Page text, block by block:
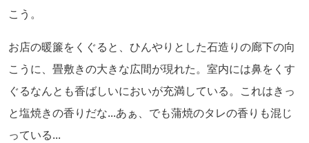
こう。
お店の暖簾をくぐると、ひんやりとした石造りの廊下の向
こうに、畳敷きの大きな広間が現れた。室内には鼻をくす
ぐるなんとも香ばしいにおいが充満している。これはきっ
と塩焼きの香りだな...あぁ、でも蒲焼のタレの香りも混じ
っている...